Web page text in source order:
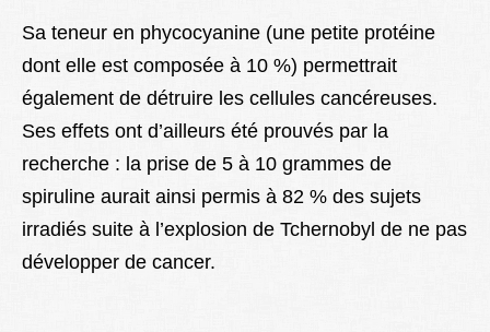
Sa teneur en phycocyanine (une petite protéine
dont elle est composée à 10 %) permettrait
également de détruire les cellules cancéreuses.
Ses effets ont d’ailleurs été prouvés par la
recherche : la prise de 5 à 10 grammes de
spiruline aurait ainsi permis à 82 % des sujets
irradiés suite à l’explosion de Tchernobyl de ne pas
développer de cancer.